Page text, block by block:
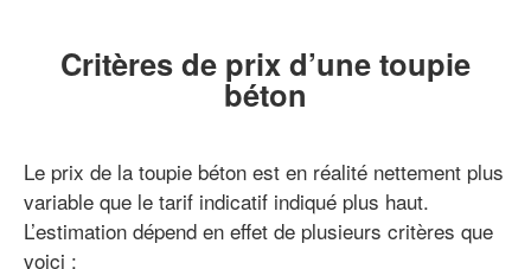
Critères de prix d’une toupie
béton
Le prix de la toupie béton est en réalité nettement plus
variable que le tarif indicatif indiqué plus haut.
L’estimation dépend en effet de plusieurs critères que
voici :